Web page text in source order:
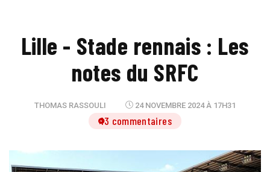
Lille - Stade rennais : Les
notes du SRFC
THOMAS RASSOULI 24 NOVEMBRE 2024 À 17H31
13 commentaires